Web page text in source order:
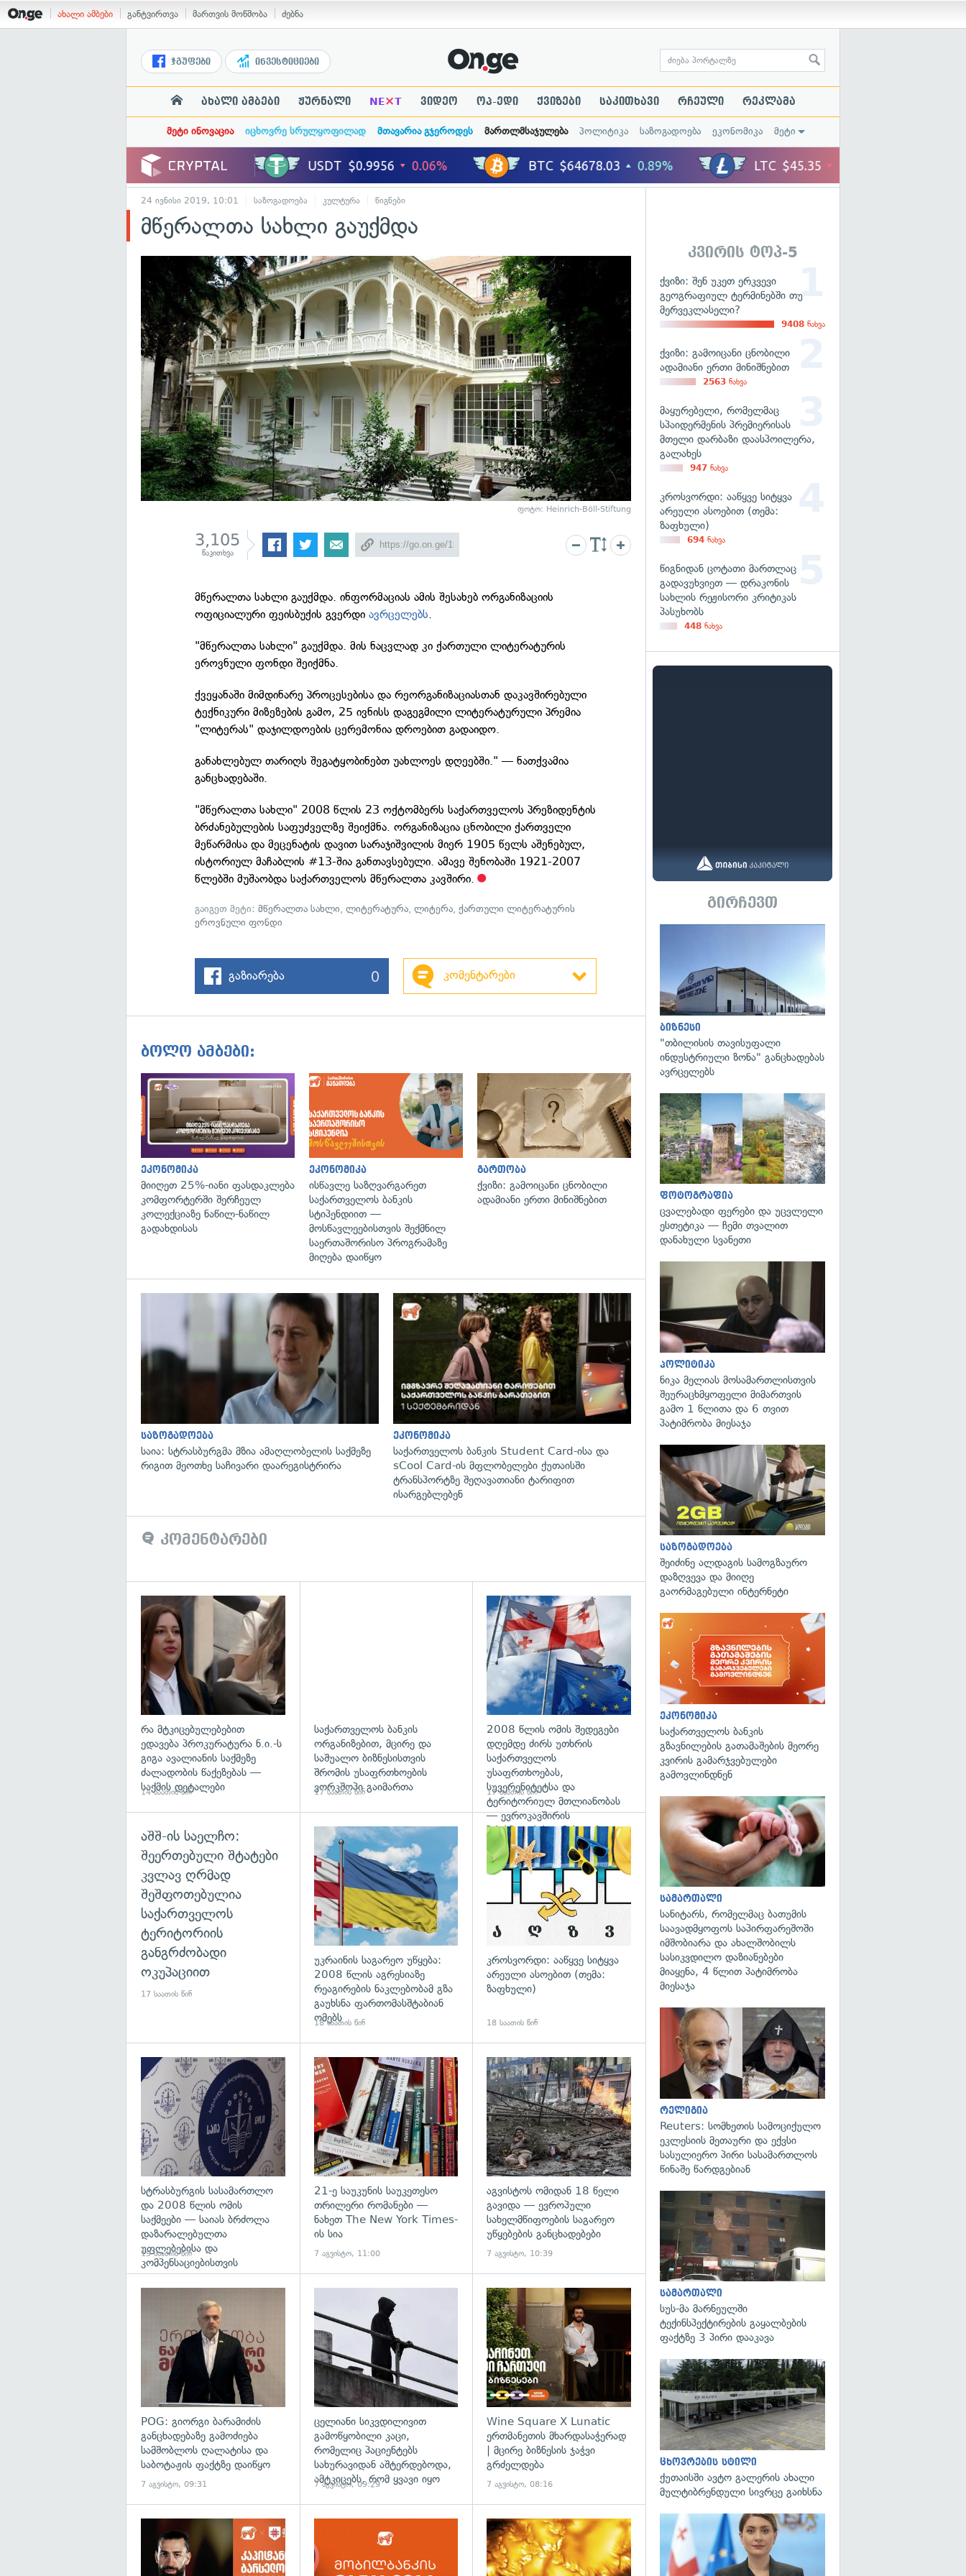
ახალი ამბები განტვირთვა მართვის მოწმობა ძებნა
ჯგუფები ინვესტიციები
ახალი ამბები ჟურნალი NE×T ვიდეო ოპ-ედი ქვიზები საკითხავი რჩეული რეკლამა
მეტი ინოვაცია იცხოვრე სრულყოფილად მთავარია გჯეროდეს მართლმსაჯულება პოლიტიკა საზოგადოება ეკონომიკა მეტი
24 ივნისი 2019, 10:01 საზოგადოება კულტურა წიგნები
მწერალთა სახლი გაუქმდა
ფოტო: Heinrich-Böll-Stiftung
3,105
წაკითხვა
მწერალთა სახლი გაუქმდა. ინფორმაციას ამის შესახებ ორგანიზაციის
ოფიციალური ფეისბუქის გვერდიავრცელებს.
"მწერალთა სახლი" გაუქმდა. მის ნაცვლად კი ქართული ლიტერატურის
ეროვნული ფონდი შეიქმნა.
ქვეყანაში მიმდინარე პროცესებისა და რეორგანიზაციასთან დაკავშირებული
ტექნიკური მიზეზების გამო, 25 ივნისს დაგეგმილი ლიტერატურული პრემია
"ლიტერას" დაჯილდოების ცერემონია დროებით გადაიდო.
განახლებულ თარიღს შეგატყობინებთ უახლოეს დღეებში." — ნათქვამია
განცხადებაში.
"მწერალთა სახლი" 2008 წლის 23 ოქტომბერს საქართველოს პრეზიდენტის
ბრძანებულების საფუძველზე შეიქმნა. ორგანიზაცია ცნობილი ქართველი
მეწარმისა და მეცენატის დავით სარაჯიშვილის მიერ 1905 წელს აშენებულ,
ისტორიულ მაჩაბლის #13-შია განთავსებული. ამავე შენობაში 1921-2007
წლებში მუშაობდა საქართველოს მწერალთა კავშირი.
გაიგეთ მეტი:მწერალთა სახლი,ლიტერატურა,ლიტერა,ქართული ლიტერატურის
ეროვნული ფონდი
გაზიარება 0 კომენტარები
ბოლო ამბები:
ეკონომიკა
მიიღეთ 25%-იანი ფასდაკლება
კომფორტერში შერჩეულ
კოლექციაზე ნაწილ-ნაწილ
გადახდისას
ეკონომიკა
ისწავლე საზღვარგარეთ
საქართველოს ბანკის
სტიპენდიით —
მოსწავლეებისთვის შექმნილ
საერთაშორისო პროგრამაზე
მიღება დაიწყო
გართობა
ქვიზი: გამოიცანი ცნობილი
ადამიანი ერთი მინიშნებით
გადახედვა
საზოგადოება
საია: სტრასბურგმა მზია ამაღლობელის საქმეზე
რიგით მეოთხე საჩივარი დაარეგისტრირა
ეკონომიკა
საქართველოს ბანკის Student Card-ისა და
sCool Card-ის მფლობელები ქუთაისში
ტრანსპორტზე შეღავათიანი ტარიფით
ისარგებლებენ
კომენტარები
რა მტკიცებულებებით
ედავება პროკურატურა ნ.ი.-ს
გიგა ავალიანის საქმეზე
ძალადობის წაქეზებას —
საქმის დეტალები
14 საათის წინ
საქართველოს ბანკის
ორგანიზებით, მცირე და
საშუალო ბიზნესისთვის
შრომის უსაფრთხოების
ვორკშოპი გაიმართა
17 საათის წინ
2008 წლის ომის შედეგები
დღემდე ძირს უთხრის
საქართველოს
უსაფრთხოებას,
სუვერენიტეტსა და
ტერიტორიულ მთლიანობას
— ევროკავშირის
პრესპიკერის განცხადება
17 საათის წინ
აშშ-ის საელჩო:
შეერთებული შტატები
კვლავ ღრმად
შეშფოთებულია
საქართველოს
ტერიტორიის
განგრძობადი
ოკუპაციით
17 საათის წინ
გადახედვა
უკრაინის საგარეო უწყება:
2008 წლის აგრესიაზე
რეაგირების ნაკლებობამ გზა
გაუხსნა ფართომასშტაბიან
ომებს
18 საათის წინ
გადახედვა
კროსვორდი: ააწყვე სიტყვა
არეული ასოებით (თემა:
ზაფხული)
18 საათის წინ
გადახედვა
სტრასბურგის სასამართლო
და 2008 წლის ომის
საქმეები — საიას ბრძოლა
დაზარალებულთა
უფლებებისა და
კომპენსაციებისთვის
19 საათის წინ
გადახედვა
21-ე საუკუნის საუკეთესო
თრილერი რომანები —
ნახეთ The New York Times-
ის სია
7 აგვისტო, 11:00
გადახედვა
აგვისტოს ომიდან 18 წელი
გავიდა — ევროპული
სახელმწიფოების საგარეო
უწყებების განცხადებები
7 აგვისტო, 10:39
POG: გიორგი ბარამიძის
განცხადებაზე გამოძიება
სამშობლოს ღალატისა და
საბოტაჟის ფაქტზე დაიწყო
7 აგვისტო, 09:31
გადახედვა
ცელიანი სიკვდილივით
გამოწყობილი კაცი,
რომელიც პაციენტებს
სახურავიდან აშტერდებოდა,
ამტკიცებს, რომ ყვავი იყო
7 აგვისტო, 09:29
Wine Square X Lunatic
ერთმანეთის მხარდასაჭერად
| მცირე ბიზნესის ჯაჭვი
გრძელდება
7 აგვისტო, 08:16
გადახედვა
კვირის ტოპ-5
ქვიზი: შენ უკეთ ერკვევი
გეოგრაფიულ ტერმინებში თუ
მერვეკლასელი?
9408 ნახვა
ქვიზი: გამოიცანი ცნობილი
ადამიანი ერთი მინიშნებით
2563 ნახვა
მაყურებელი, რომელმაც
სპაიდერმენის პრემიერისას
მთელი დარბაზი დაასპოილერა,
გალახეს
947 ნახვა
კროსვორდი: ააწყვე სიტყვა
არეული ასოებით (თემა:
ზაფხული)
694 ნახვა
წიგნიდან ცოტათი მართლაც
გადავუხვიეთ — დრაკონის
სახლის რეჟისორი კრიტიკას
პასუხობს
448 ნახვა
გირჩევთ
ბიზნესი
"თბილისის თავისუფალი
ინდუსტრიული ზონა" განცხადებას
ავრცელებს
ფოტოგრაფია
ცვალებადი ფერები და უცვლელი
ესთეტიკა — ჩემი თვალით
დანახული სვანეთი
პოლიტიკა
ნიკა მელიას მოსამართლისთვის
შეურაცხმყოფელი მიმართვის
გამო 1 წლითა და 6 თვით
პატიმრობა მიესაჯა
საზოგადოება
შეიძინე ალდაგის სამოგზაურო
დაზღვევა და მიიღე
გაორმაგებული ინტერნეტი
ეკონომიკა
საქართველოს ბანკის
გზავნილების გათამაშების მეორე
კვირის გამარჯვებულები
გამოვლინდნენ
სამართალი
სანიტარს, რომელმაც ბათუმის
საავადმყოფოს საპირფარეშოში
იმშობიარა და ახალშობილს
სასიკვდილო დაზიანებები
მიაყენა, 4 წლით პატიმრობა
მიესაჯა
რელიგია
Reuters: სომხეთის სამოციქულო
ეკლესიის მეთაური და ექვსი
სასულიერო პირი სასამართლოს
წინაშე წარდგებიან
სამართალი
სუს-მა მარნეულში
ტექინსპექტირების გაყალბების
ფაქტზე 3 პირი დააკავა
ცხოვრების სტილი
ქუთაისში ავტო გალერის ახალი
მულტიბრენდული სივრცე გაიხსნა